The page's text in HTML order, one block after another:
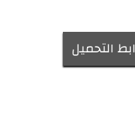
التحميل